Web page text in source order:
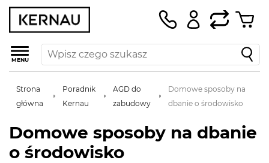
MENU
Strona
główna
Poradnik
Kernau
AGD do
zabudowy
Domowe sposoby na
dbanie o środowisko
Domowe sposoby na dbanie
o środowisko